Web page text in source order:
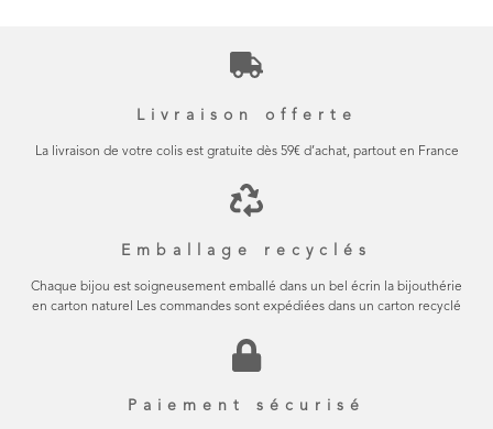
Livraison offerte
La livraison de votre colis est gratuite dès 59€ d’achat, partout en France
Emballage recyclés
Chaque bijou est soigneusement emballé dans un bel écrin la bijouthérie
en carton naturel Les commandes sont expédiées dans un carton recyclé
Paiement sécurisé